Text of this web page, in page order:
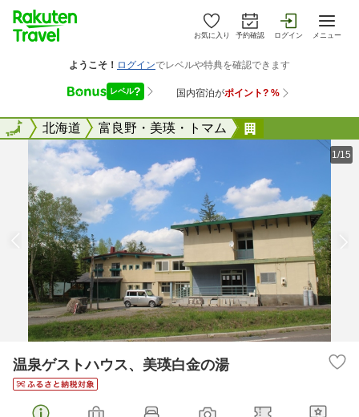
お気に入り 予約確認 ログイン メニュー
全国北海道 富良野・美瑛・トマム
全国
1/15
温泉ゲストハウス、美瑛白金の湯